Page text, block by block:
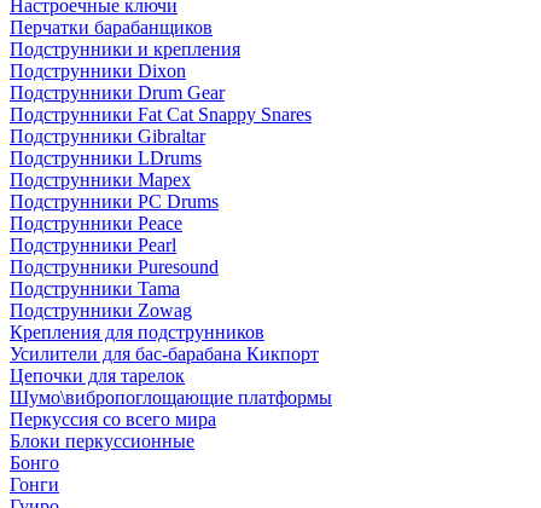
Настроечные ключи
Перчатки барабанщиков
Подструнники и крепления
Подструнники Dixon
Подструнники Drum Gear
Подструнники Fat Cat Snappy Snares
Подструнники Gibraltar
Подструнники LDrums
Подструнники Mapex
Подструнники PC Drums
Подструнники Peace
Подструнники Pearl
Подструнники Puresound
Подструнники Tama
Подструнники Zowag
Крепления для подструнников
Усилители для бас-барабана Кикпорт
Цепочки для тарелок
Шумо\вибропоглощающие платформы
Перкуссия со всего мира
Блоки перкуссионные
Бонго
Гонги